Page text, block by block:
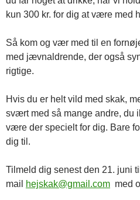
kun 300 kr. for dig at være med
Så kom og vær med til en
med jævnaldrende, der også
rigtige.
Hvis du er helt vild med skak,
svært med så mange andre, du
være der specielt for dig. Bare
dig til.
Tilmeld dig senest den 21. juni
mail
hejskak@gmail.com med